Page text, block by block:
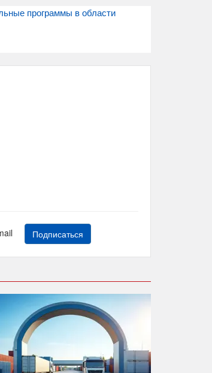
программы в области
mail Подписаться